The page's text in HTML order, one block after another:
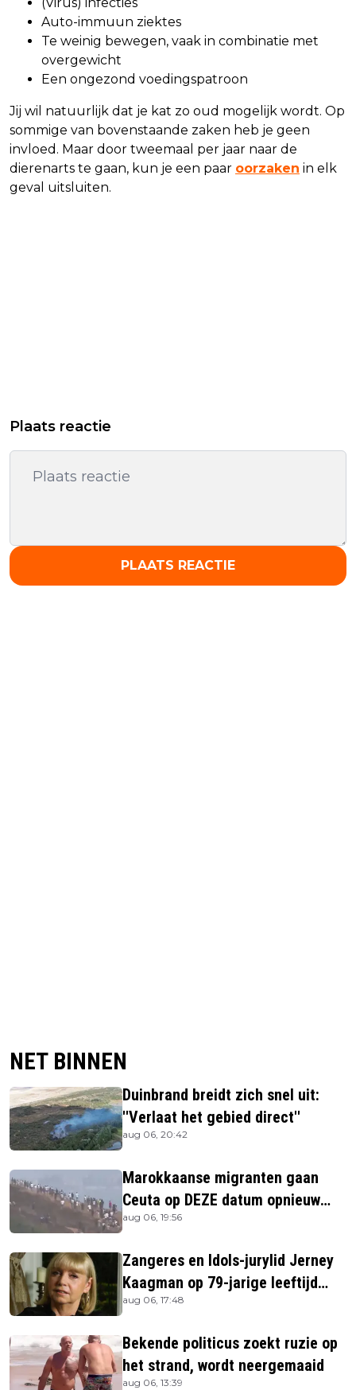
Auto-immuun ziektes
Te weinig bewegen, vaak in combinatie met
overgewicht
Een ongezond voedingspatroon
Jij wil natuurlijk dat je kat zo oud mogelijk wordt. Op
sommige van bovenstaande zaken heb je geen
invloed. Maar door tweemaal per jaar naar de
dierenarts te gaan, kun je een paar oorzaken in elk
geval uitsluiten.
Plaats reactie
PLAATS REACTIE
NET BINNEN
Duinbrand breidt zich snel uit:
''Verlaat het gebied direct''
aug 06, 20:42
Marokkaanse migranten gaan
Ceuta op DEZE datum opnieuw
bestormen
aug 06, 19:56
Zangeres en Idols-jurylid Jerney
Kaagman op 79-jarige leeftijd
overleden
aug 06, 17:48
Bekende politicus zoekt ruzie op
het strand, wordt neergemaaid
aug 06, 13:39